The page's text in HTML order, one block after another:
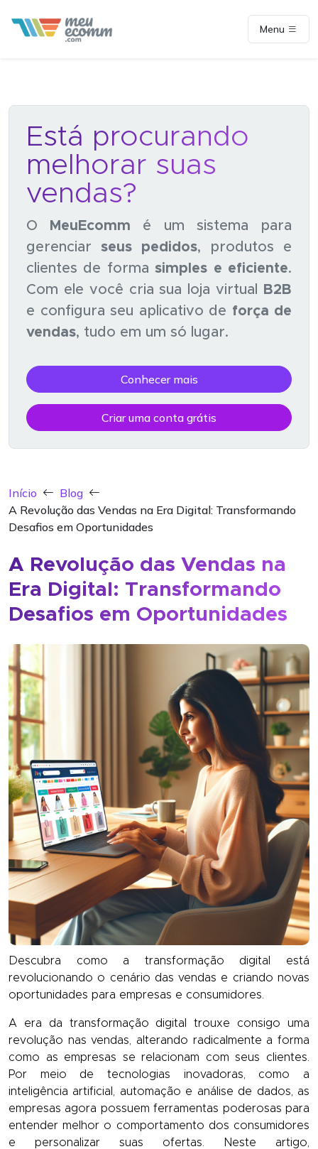
Menu
Está procurando
melhorar suas
vendas?
O MeuEcomm é um sistema para
gerenciar seus pedidos, produtos e
clientes de formasimples e eficiente.
Com ele você cria sua loja virtual
B2B
e configura seu aplicativo de força de
vendas, tudo em um só lugar.
Conhecer mais
Criar uma conta grátis
Início
Blog
A Revolução das Vendas na Era Digital: Transformando
Desafios em Oportunidades
A Revolução das Vendas na
Era Digital: Transformando
Desafios em Oportunidades
Descubra como a transformação digital está
revolucionando o cenário das vendas e criando novas
oportunidades para empresas e consumidores.
A era da transformação digital trouxe consigo uma
revolução nas vendas, alterando radicalmente a forma
como as empresas se relacionam com seus clientes.
Por meio de tecnologias inovadoras, como a
inteligência artificial, automação e análise de dados, as
empresas agora possuem ferramentas poderosas para
entender melhor o comportamento dos consumidores
e personalizar suas ofertas. Neste artigo,